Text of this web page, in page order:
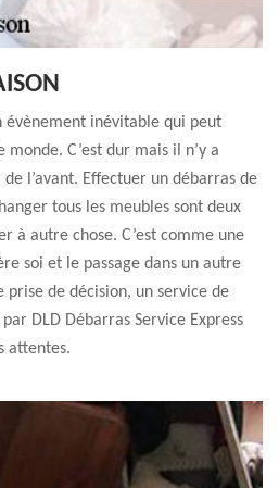
évènement inévitable qui peut
C’est dur mais il n’y a
l’avant. Effectuer un débarras de
tous les meubles sont deux
à autre chose. C’est comme une
soi et le passage dans un autre
de décision, un service de
DLD Débarras Service Express
attentes.